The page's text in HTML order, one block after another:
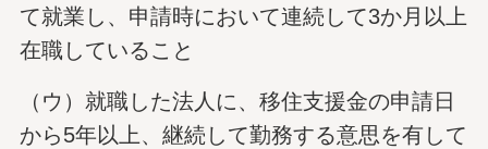
て就業し、申請時において連続して3か月以上
在職していること
（ウ）就職した法人に、移住支援金の申請日
から5年以上、継続して勤務する意思を有して